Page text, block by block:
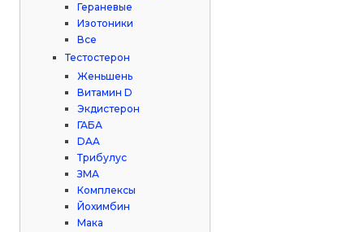
Гераневые
Изотоники
Все
Тестостерон
Женьшень
Витамин D
Экдистерон
ГАБА
DAA
Трибулус
ЗМА
Комплексы
Йохимбин
Мака